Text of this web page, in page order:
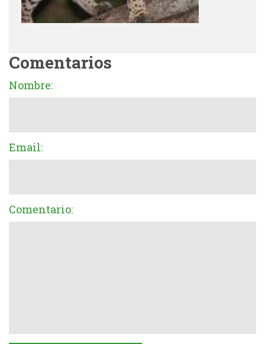
Comentarios
Nombre:
Email:
Comentario: